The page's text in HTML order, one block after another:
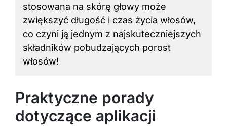
stosowana na skórę głowy może
zwiększyć długość i czas życia włosów,
co czyni ją jednym z najskuteczniejszych
składników pobudzających porost
włosów!
Praktyczne porady
dotyczące aplikacji